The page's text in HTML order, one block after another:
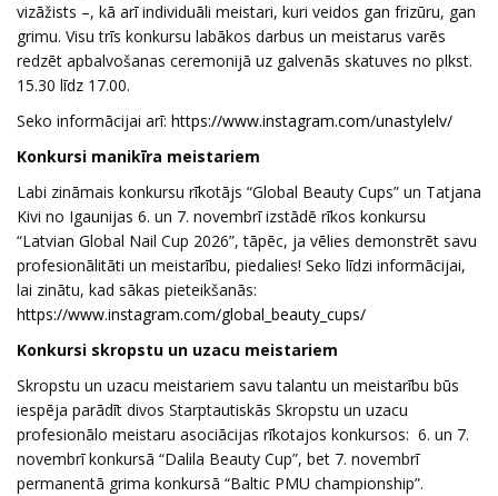
vizāžists –, kā arī individuāli meistari, kuri veidos gan frizūru, gan
grimu. Visu trīs konkursu labākos darbus un meistarus varēs
redzēt apbalvošanas ceremonijā uz galvenās skatuves no plkst.
15.30 līdz 17.00.
Seko informācijai arī: https://www.instagram.com/unastylelv/
Konkursi manikīra meistariem
Labi zināmais konkursu rīkotājs “Global Beauty Cups” un Tatjana
Kivi no Igaunijas 6. un 7. novembrī izstādē rīkos konkursu
“Latvian Global Nail Cup 2026”, tāpēc, ja vēlies demonstrēt savu
profesionālitāti un meistarību, piedalies! Seko līdzi informācijai,
lai zinātu, kad sākas pieteikšanās:
https://www.instagram.com/global_beauty_cups/
Konkursi skropstu un uzacu meistariem
Skropstu un uzacu meistariem savu talantu un meistarību būs
iespēja parādīt divos Starptautiskās Skropstu un uzacu
profesionālo meistaru asociācijas rīkotajos konkursos: 6. un 7.
novembrī konkursā “Dalila Beauty Cup”, bet 7. novembrī
permanentā grima konkursā “Baltic PMU championship”.